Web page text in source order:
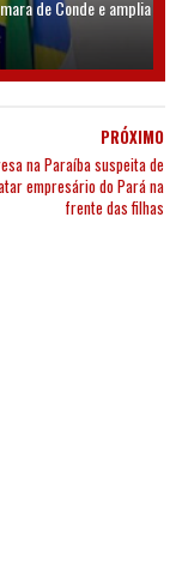
de Conde e amplia
PRÓXIMO
na Paraíba suspeita de
empresário do Pará na
frente das filhas